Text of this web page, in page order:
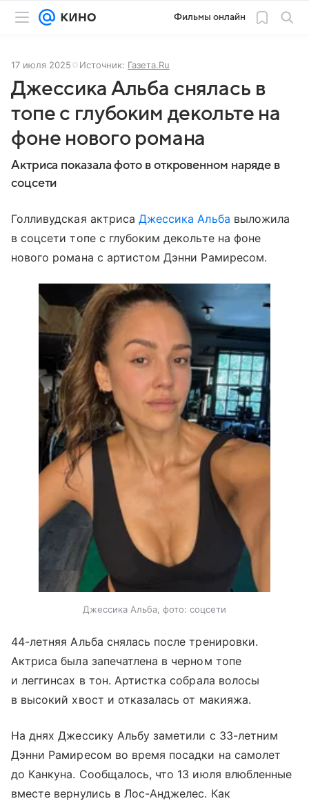
Фильмы онлайн
17 июля 2025 Источник: Газета.Ru
Джессика Альба снялась в
топе с глубоким декольте на
фоне нового романа
Актриса показала фото в откровенном наряде в
соцсети
Голливудская актрисаДжессика Альба выложила
в соцсети топе с глубоким декольте на фоне
нового романа с артистом Дэнни Рамиресом.
Джессика Альба, фото: соцсети
44-летняя Альба снялась после тренировки.
Актриса была запечатлена в черном топе
и леггинсах в тон. Артистка собрала волосы
в высокий хвост и отказалась от макияжа.
На днях Джессику Альбу заметили с 33-летним
Дэнни Рамиресом во время посадки на самолет
до Канкуна. Сообщалось, что 13 июля влюбленные
вместе вернулись в Лос-Анджелес. Как